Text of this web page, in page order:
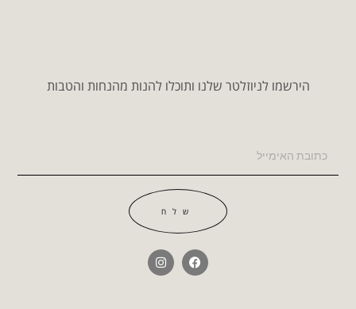
הירשמו לניוזלטר שלנו ותוכלו להנות מהנחות והטבות
שלח